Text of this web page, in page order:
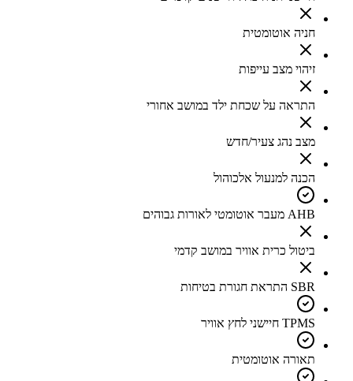
חניה אוטומטית
זיהוי מצב עייפות
התראה על שכחת ילד במושב אחורי
מצב נהג צעיר/חדש
הכנה למנעול אלכוהול
AHB מעבר אוטומטי לאורות גבוהים
ביטול כרית אוויר במושב קדמי
SBR התראת חגורת בטיחות
TPMS חיישני לחץ אוויר
תאורה אוטומטית